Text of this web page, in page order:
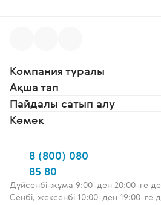
Компания туралы
Ақша тап
Пайдалы сатып алу
Көмек
8 (800) 080
85 80
Дүйсенбі-жұма 9:00-ден 20:00-ге
Сенбі, жексенбі 10:00-ден 19:00-ге